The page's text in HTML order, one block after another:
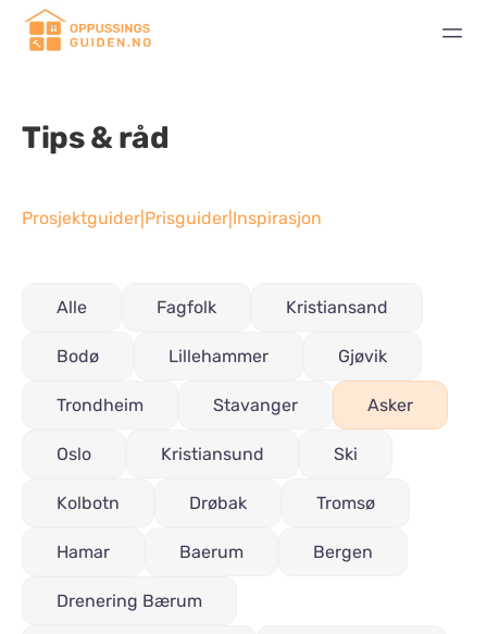
Tips & råd
Prosjektguider Prisguider Inspirasjon
Alle Fagfolk Kristiansand
Bodø Lillehammer Gjøvik
Trondheim Stavanger Asker
Oslo Kristiansund Ski
Kolbotn Drøbak Tromsø
Hamar Baerum Bergen
Drenering Bærum